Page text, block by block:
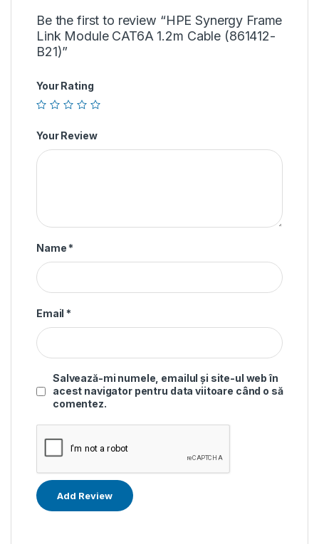
Be the first to review “HPE Synergy Frame
Link Module CAT6A 1.2m Cable (861412-
B21)”
Your Rating
Your Review
Name *
Email *
Salvează-mi numele, emailul și site-ul web în
acest navigator pentru data viitoare când o să
comentez.